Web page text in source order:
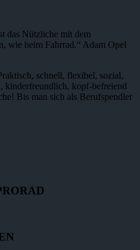
das Nützliche mit dem
wie beim Fahrrad.“ Adam Opel
schnell, flexibel, sozial,
kinderfreundlich, kopf-befreiend
Bis man sich als Berufspendler